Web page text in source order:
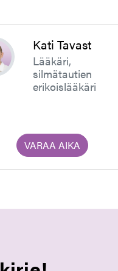
Kati Tavast
Lääkäri,
silmätautien
erikoislääkäri
VARAA AIKA